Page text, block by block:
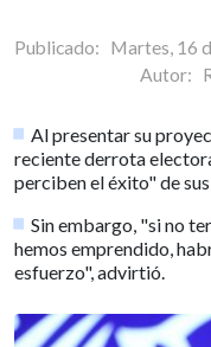
Publicado: Martes, 16
Autor:
Al presentar su
reciente derrota
perciben el éxito" de
Sin embargo, "si no
hemos emprendido,
esfuerzo", advirtió.